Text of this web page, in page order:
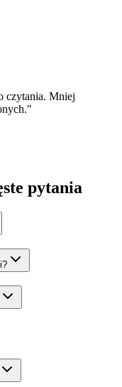
czytania. Mniej
"
pytania